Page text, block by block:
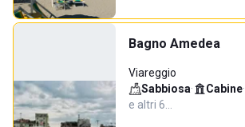
Bagno Amedea
Viareggio
Sabbiosa· Cabine·
e altri 6…